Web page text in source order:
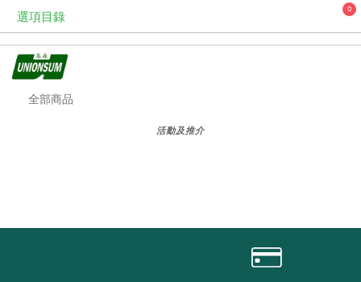
選項目錄
0
全部商品
活動及推介